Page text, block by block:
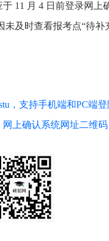
11 月 4 日前登录网上
及时查看报考点“待补
stu，支持手机端和PC端
上确认系统网址二维码